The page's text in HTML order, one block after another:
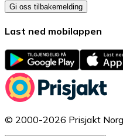
Gi oss tilbakemelding
Last ned mobilappen
© 2000-2026 Prisjakt